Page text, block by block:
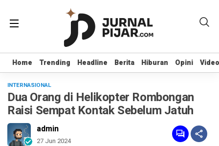
Home Trending Headline Berita Hiburan Opini Video
Home Trending Headline Berita Hiburan Opini Video
INTERNASIONAL
Dua Orang di Helikopter Rombongan
Raisi Sempat Kontak Sebelum Jatuh
admin
27 Jun 2024